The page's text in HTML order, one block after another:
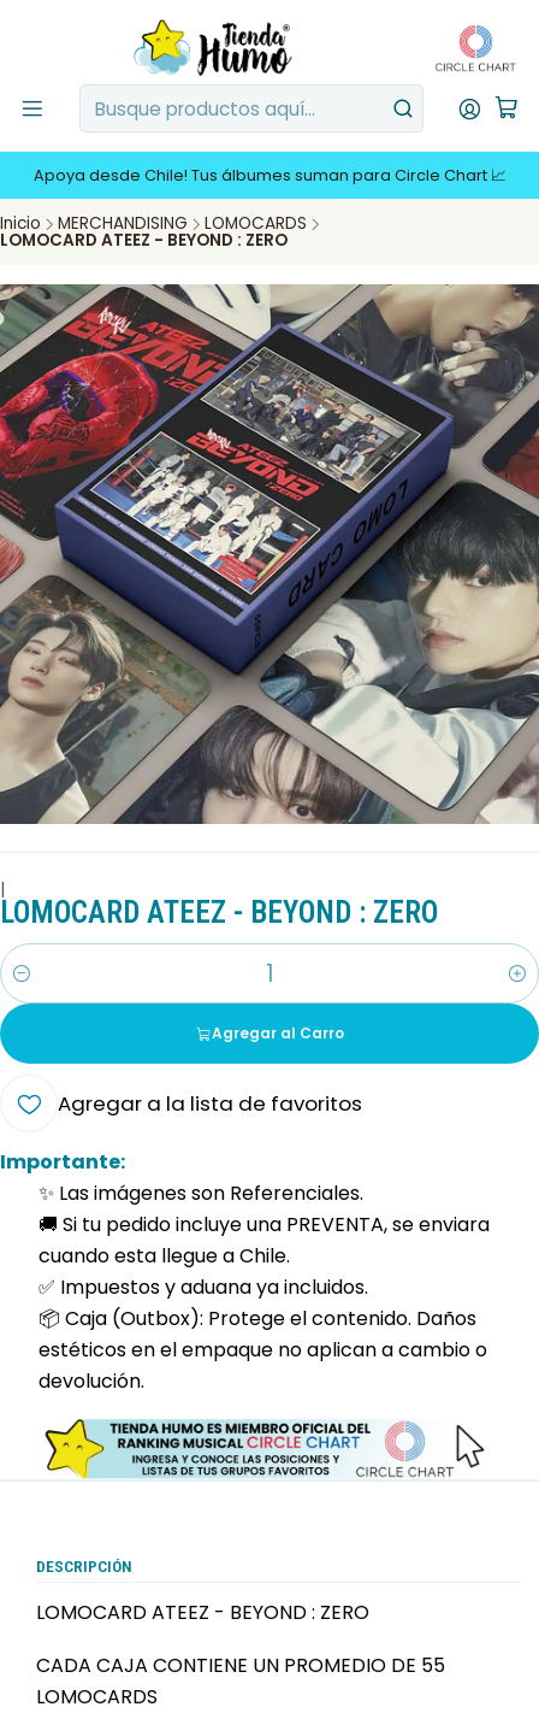
Apoya desde Chile! Tus álbumes suman para Circle Chart 📈
Inicio MERCHANDISING LOMOCARDS
LOMOCARD ATEEZ - BEYOND : ZERO
|
LOMOCARD ATEEZ - BEYOND : ZERO
Cantidad
Agregar al Carro
Agregar a la lista de favoritos
Importante:
✨ Las imágenes son Referenciales.
🚚 Si tu pedido incluye una PREVENTA, se enviara
cuando esta llegue a Chile.
✅ Impuestos y aduana ya incluidos.
📦 Caja (Outbox): Protege el contenido. Daños
estéticos en el empaque no aplican a cambio o
devolución.
DESCRIPCIÓN
LOMOCARD ATEEZ - BEYOND : ZERO
CADA CAJA CONTIENE UN PROMEDIO DE 55
LOMOCARDS